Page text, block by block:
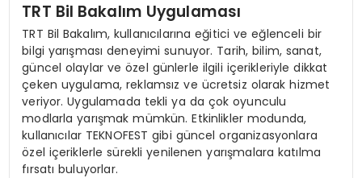
TRT Bil Bakalım Uygulaması
TRT Bil Bakalım, kullanıcılarına eğitici ve eğlenceli bir
bilgi yarışması deneyimi sunuyor. Tarih, bilim, sanat,
güncel olaylar ve özel günlerle ilgili içerikleriyle dikkat
çeken uygulama, reklamsız ve ücretsiz olarak hizmet
veriyor. Uygulamada tekli ya da çok oyunculu
modlarla yarışmak mümkün. Etkinlikler modunda,
kullanıcılar TEKNOFEST gibi güncel organizasyonlara
özel içeriklerle sürekli yenilenen yarışmalara katılma
fırsatı buluyorlar.